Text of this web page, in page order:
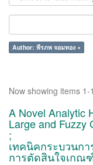
Author: พีรภพ จอมทอง ×
Now showing items 1-
A Novel Analytic
Large and Fuzzy
;
เทคนิคกระบวนก
การตัดสินใจเกณ